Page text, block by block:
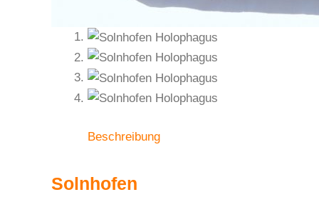
Beschreibung
Solnhofen